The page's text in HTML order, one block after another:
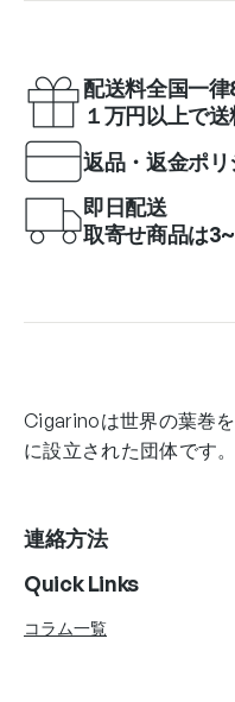
配送料全国一
１万円以上で
返品・返金ポリ
即日配送
取寄せ商品は
Cigarinoは世界の葉巻
に設立された団体です。
連絡方法
Quick Links
コラム一覧